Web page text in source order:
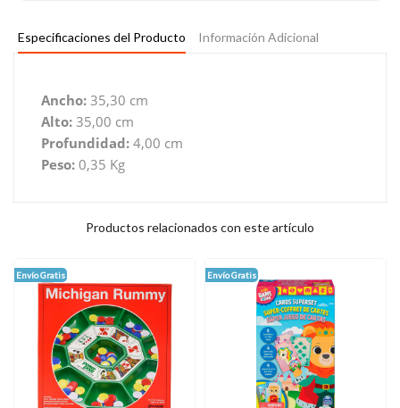
Especificaciones del Producto Información Adicional
Ancho: 35,30 cm
Alto: 35,00 cm
Profundidad: 4,00 cm
Peso: 0,35 Kg
Productos relacionados con este artículo
Envío Gratis Envío Gratis